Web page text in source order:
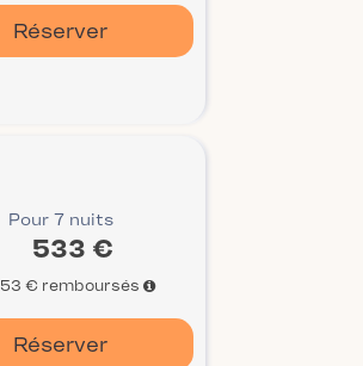
Réserver
Pour 7 nuits
533 €
53 € remboursés
Réserver